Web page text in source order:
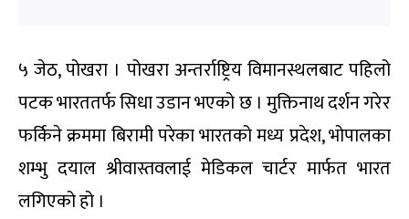
५ जेठ, पोखरा । पोखरा अन्तर्राष्ट्रिय विमानस्थलबाट पहिलो
पटक भारततर्फ सिधा उडान भएको छ । मुक्तिनाथ दर्शन गरेर
फर्किने क्रममा बिरामी परेका भारतको मध्य प्रदेश, भोपालका
शम्भु दयाल श्रीवास्तवलाई मेडिकल चार्टर मार्फत भारत
लगिएको हो ।